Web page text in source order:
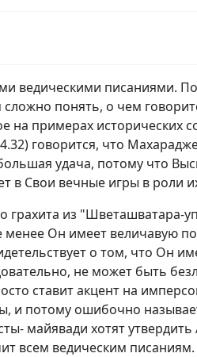
ведическими писаниями.
понять, о чем
на примерах исторических
говорится, что
удача, потому что
в Свои вечные игры в роли
грахита из "Шветашватара-
менее Он имеет величавую
о том, что Он
не может быть
ставит акцент на
и потому ошибочно
майявади хотят
всем ведическим писаниям.